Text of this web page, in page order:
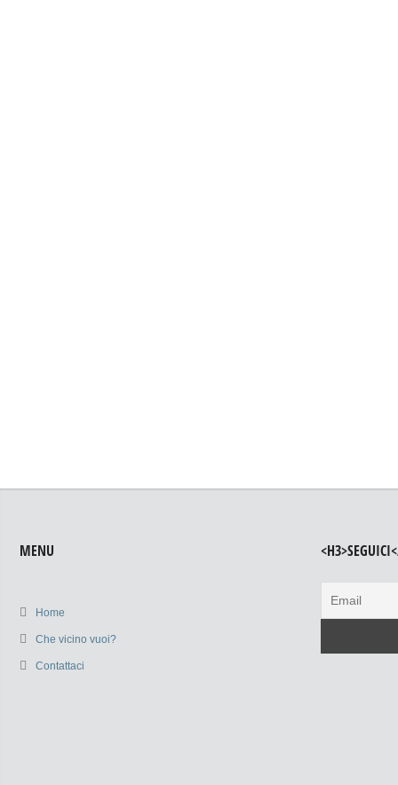
MENU
Home
Che vicino vuoi?
Contattaci